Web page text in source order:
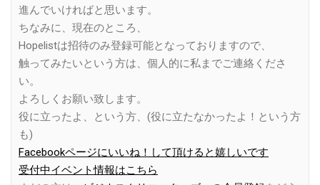
進んでいければと思います。
ちなみに、現在のところ、
Hopelistは招待のみ登録可能となっておりますので、
触ってみたいという方は、個人的に私までご連絡くださ
い。
よろしくお願い致します。
役に立ったよ、という方、(役に立たなかったよ！という方
も)
Facebookページにいいね！して頂けると嬉しいです
受付中イベント情報はこちら